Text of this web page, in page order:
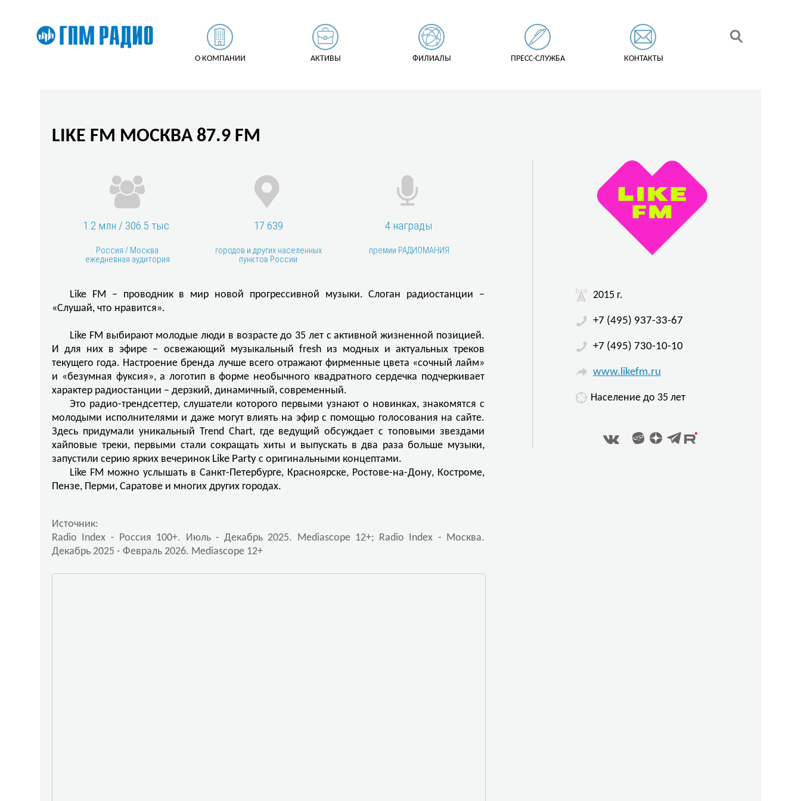
О КОМПАНИИ АКТИВЫ ФИЛИАЛЫ ПРЕСС-СЛУЖБА КОНТАКТЫ
LIKE FM МОСКВА 87.9 FM
1.2 млн / 306.5 тыс.
Россия / Москва
ежедневная аудитория
17 639
городов и других населенных
пунктов России
4 награды
премии РАДИОМАНИЯ
Like FM – проводник в мир новой прогрессивной музыки. Слоган радиостанции –
«Слушай, что нравится».
Like FM выбирают молодые люди в возрасте до 35 лет с активной жизненной позицией.
И для них в эфире – освежающий музыкальный fresh из модных и актуальных треков
текущего года. Настроение бренда лучше всего отражают фирменные цвета «сочный лайм»
и «безумная фуксия», а логотип в форме необычного квадратного сердечка подчеркивает
характер радиостанции – дерзкий, динамичный, современный.
Это радио-трендсеттер, слушатели которого первыми узнают о новинках, знакомятся с
молодыми исполнителями и даже могут влиять на эфир с помощью голосования на сайте.
Здесь придумали уникальный Trend Chart, где ведущий обсуждает с топовыми звездами
хайповые треки, первыми стали сокращать хиты и выпускать в два раза больше музыки,
запустили серию ярких вечеринок Like Party с оригинальными концептами.
Like FM можно услышать в Санкт-Петербурге, Красноярске, Ростове-на-Дону, Костроме,
Пензе, Перми, Саратове и многих других городах.
Источник:
Radio Index - Россия 100+. Июль - Декабрь 2025. Mediascope 12+; Radio Index - Москва.
Декабрь 2025 - Февраль 2026. Mediascope 12+
2015 г.
+7 (495) 937-33-67
+7 (495) 730-10-10
www.likefm.ru
Население до 35 лет